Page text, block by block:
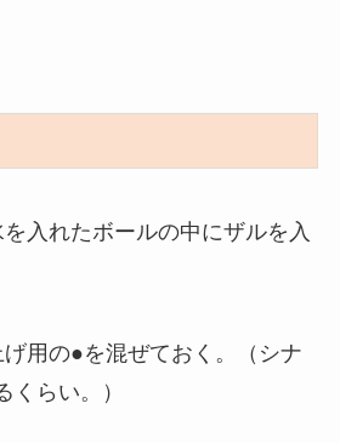
入れたボールの中にザルを入
用の●を混ぜておく。（シナ
くらい。）